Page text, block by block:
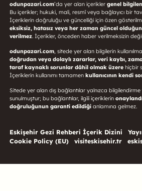
odunpazari.com’da yer alan içerikler genel
Bu içerikler; hukuki, mali, resmî veya bağlayıcı bir
İçeriklerin doğruluğu ve güncelliği için özen
eksiksiz, hatasız veya her zaman güncel
verilmez. İçerikler, önceden haber verilmeksizin
odunpazari.com, sitede yer alan bilgilerin
doğrudan veya dolaylı zararlar, veri kaybı,
taraf kaynaklı sorunlar dâhil olmak üzerehiçbir
İçeriklerin kullanımı tamamen kullanıcının kendi
Sitede yer alan dış bağlantılar yalnızca
sunulmuştur; bu bağlantılar, ilgili içeriklerin
doğruluğunun garanti edildiğianlamına gelmez.
Eskişehir Gezi Rehberi İçerik Dizini
Cookie Policy (EU)
visiteskisehir.tr